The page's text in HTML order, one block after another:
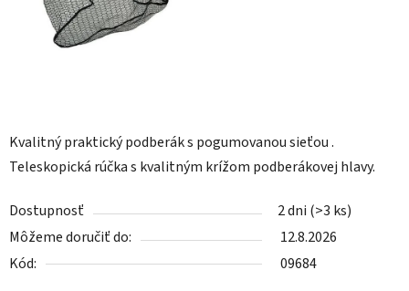
Kvalitný praktický podberák s pogumovanou sieťou .
Teleskopická rúčka s kvalitným krížom podberákovej hlavy.
Dostupnosť 2 dni (>3 ks)
Môžeme doručiť do:
12.8.2026
Kód:
09684